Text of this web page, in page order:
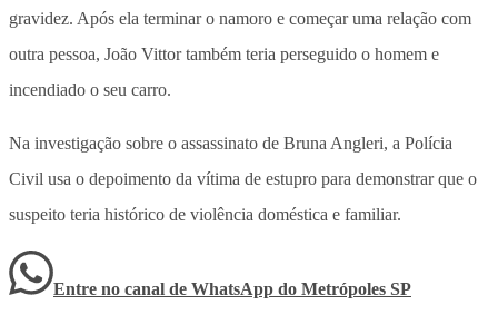
gravidez. Após ela terminar o namoro e começar uma relação com
outra pessoa, João Vittor também teria perseguido o homem e
incendiado o seu carro.
Na investigação sobre o assassinato de Bruna Angleri, a Polícia
Civil usa o depoimento da vítima de estupro para demonstrar que o
suspeito teria histórico de violência doméstica e familiar.
Entre no canal de WhatsApp do Metrópoles SP